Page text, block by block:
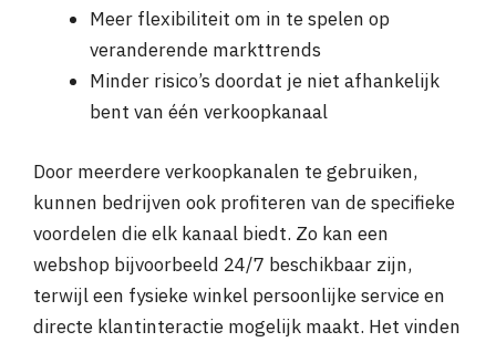
Meer flexibiliteit om in te spelen op
veranderende markttrends
Minder risico’s doordat je niet afhankelijk
bent van één verkoopkanaal
Door meerdere verkoopkanalen te gebruiken,
kunnen bedrijven ook profiteren van de specifieke
voordelen die elk kanaal biedt. Zo kan een
webshop bijvoorbeeld 24/7 beschikbaar zijn,
terwijl een fysieke winkel persoonlijke service en
directe klantinteractie mogelijk maakt. Het vinden